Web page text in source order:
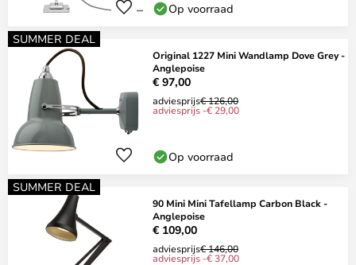
Op voorraad
SUMMER DEAL
Original 1227 Mini Wandlamp Dove Grey -
Anglepoise
€ 97,00
adviesprijs€ 126,00
adviesprijs -€ 29,00
Op voorraad
SUMMER DEAL
90 Mini Mini Tafellamp Carbon Black -
Anglepoise
€ 109,00
adviesprijs€ 146,00
adviesprijs -€ 37,00